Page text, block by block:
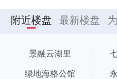
附近楼盘 最新楼盘
景融云湖里
绿地海格公馆